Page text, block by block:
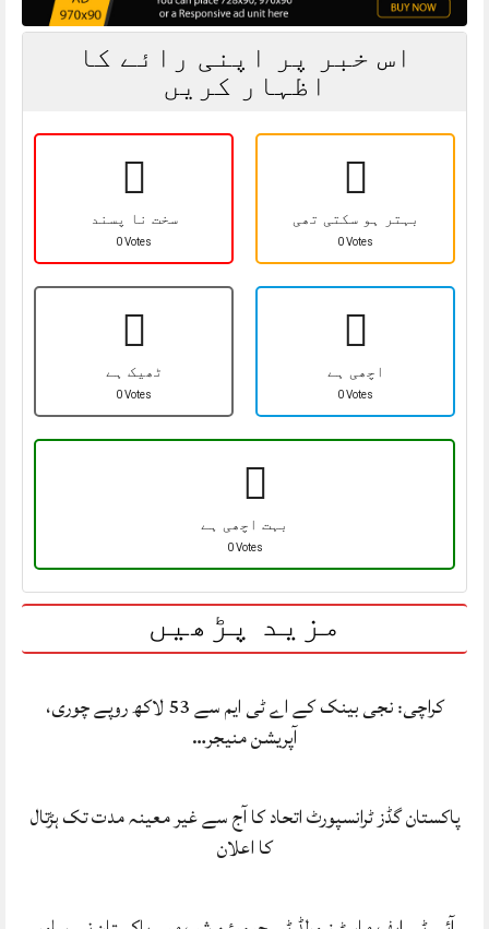
اس خبر پر اپنی رائے کا
اظہار کریں
سخت نا پسند
0 Votes
بہتر ہو سکتی تھی
0 Votes
ٹھیک ہے
0 Votes
اچھی ہے
0 Votes
بہت اچھی ہے
0 Votes
مزید پڑھیں
کراچی: نجی بینک کے اے ٹی ایم سے 53 لاکھ روپے چوری،
آپریشن منیجر…
پاکستان گڈز ٹرانسپورٹ اتحاد کا آج سے غیر معینہ مدت تک ہڑتال
کا اعلان